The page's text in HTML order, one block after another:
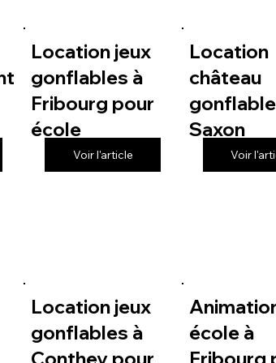
Location jeux
gonflables à
Fribourg pour
école
Voir l'article
Location
château
Saxon
Voir
Location jeux
gonflables à
Conthey pour
école à
Fribourg